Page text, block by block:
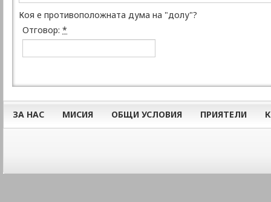
Коя е противоположната дума на "долу"?
Отговор: *
ЗА НАС МИСИЯ ОБЩИ УСЛОВИЯ ПРИЯТЕЛИ